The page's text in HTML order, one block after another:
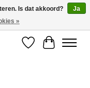
Verlanglijst
Is dat akkoord?
Ja
»